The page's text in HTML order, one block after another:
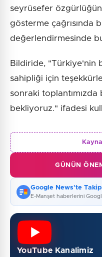
seyrüsefer
gösterme çağrısında
değerlendirmesinde
Bildiride, "Türkiye'nin
sahipliği için
sonraki
bekliyoruz." ifadesi
GÜNÜN
Google News'te
E-Manşet haberlerini
YouTube Kanalimiz